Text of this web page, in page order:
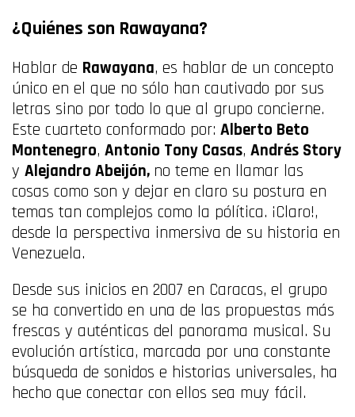
¿Quiénes son Rawayana?
Hablar de Rawayana, es hablar de un concepto
único en el que no sólo han cautivado por sus
letras sino por todo lo que al grupo concierne.
Este cuarteto conformado por: Alberto Beto
Montenegro, Antonio Tony Casas, Andrés Story
y Alejandro Abeijón, no teme en llamar las
cosas como son y dejar en claro su postura en
temas tan complejos como la pólítica. ¡Claro!,
desde la perspectiva inmersiva de su historia en
Venezuela.
Desde sus inicios en 2007 en Caracas, el grupo
se ha convertido en una de las propuestas más
frescas y auténticas del panorama musical. Su
evolución artística, marcada por una constante
búsqueda de sonidos e historias universales, ha
hecho que conectar con ellos sea muy fácil.